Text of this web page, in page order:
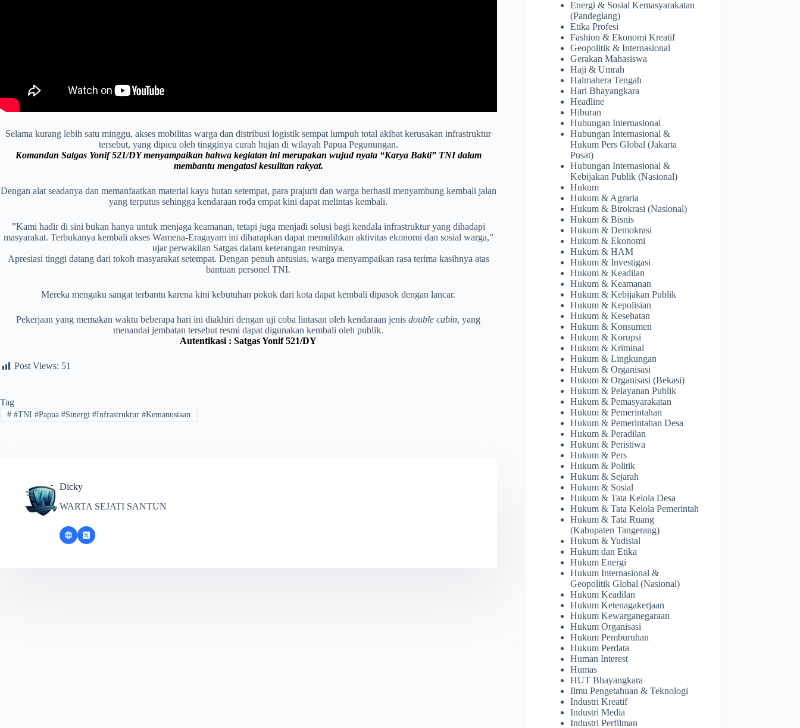
Selama kurang lebih satu minggu, akses mobilitas warga dan distribusi logistik sempat lumpuh total akibat kerusakan infrastruktur
tersebut, yang dipicu oleh tingginya curah hujan di wilayah Papua Pegunungan.
Komandan Satgas Yonif 521/DY menyampaikan bahwa kegiatan ini merupakan wujud nyata “Karya Bakti” TNI dalam
membantu mengatasi kesulitan rakyat.
Dengan alat seadanya dan memanfaatkan material kayu hutan setempat, para prajurit dan warga berhasil menyambung kembali jalan
yang terputus sehingga kendaraan roda empat kini dapat melintas kembali.
​”Kami hadir di sini bukan hanya untuk menjaga keamanan, tetapi juga menjadi solusi bagi kendala infrastruktur yang dihadapi
masyarakat. Terbukanya kembali akses Wamena-Eragayam ini diharapkan dapat memulihkan aktivitas ekonomi dan sosial warga,”
ujar perwakilan Satgas dalam keterangan resminya.
​Apresiasi tinggi datang dari tokoh masyarakat setempat. Dengan penuh antusias, warga menyampaikan rasa terima kasihnya atas
bantuan personel TNI.
Mereka mengaku sangat terbantu karena kini kebutuhan pokok dari kota dapat kembali dipasok dengan lancar.
​Pekerjaan yang memakan waktu beberapa hari ini diakhiri dengan uji coba lintasan oleh kendaraan jenisdouble cabin, yang
menandai jembatan tersebut resmi dapat digunakan kembali oleh publik.
Autentikasi : Satgas Yonif 521/DY
Post Views: 51
Tag
#​#TNI #Papua #Sinergi #Infrastruktur #Kemanusiaan
Dicky
WARTA SEJATI SANTUN
Energi & Sosial Kemasyarakatan
(Pandeglang)
Etika Profesi
Fashion & Ekonomi Kreatif
Geopolitik & Internasional
Gerakan Mahasiswa
Haji & Umrah
Halmahera Tengah
Hari Bhayangkara
Headline
Hiburan
Hubungan Internasional
Hubungan Internasional &
Hukum Pers Global (Jakarta
Pusat)
Hubungan Internasional &
Kebijakan Publik (Nasional)
Hukum
Hukum & Agraria
Hukum & Birokrasi (Nasional)
Hukum & Bisnis
Hukum & Demokrasi
Hukum & Ekonomi
Hukum & HAM
Hukum & Investigasi
Hukum & Keadilan
Hukum & Keamanan
Hukum & Kebijakan Publik
Hukum & Kepolisian
Hukum & Kesehatan
Hukum & Konsumen
Hukum & Korupsi
Hukum & Kriminal
Hukum & Lingkungan
Hukum & Organisasi
Hukum & Organisasi (Bekasi)
Hukum & Pelayanan Publik
Hukum & Pemasyarakatan
Hukum & Pemerintahan
Hukum & Pemerintahan Desa
Hukum & Peradilan
Hukum & Peristiwa
Hukum & Pers
Hukum & Politik
Hukum & Sejarah
Hukum & Sosial
Hukum & Tata Kelola Desa
Hukum & Tata Kelola Pemerintah
Hukum & Tata Ruang
(Kabupaten Tangerang)
Hukum & Yudisial
Hukum dan Etika
Hukum Energi
Hukum Internasional &
Geopolitik Global (Nasional)
Hukum Keadilan
Hukum Ketenagakerjaan
Hukum Kewarganegaraan
Hukum Organisasi
Hukum Pemburuhan
Hukum Perdata
Human Interest
Humas
HUT Bhayangkara
Ilmu Pengetahuan & Teknologi
Industri Kreatif
Industri Media
Industri Perfilman